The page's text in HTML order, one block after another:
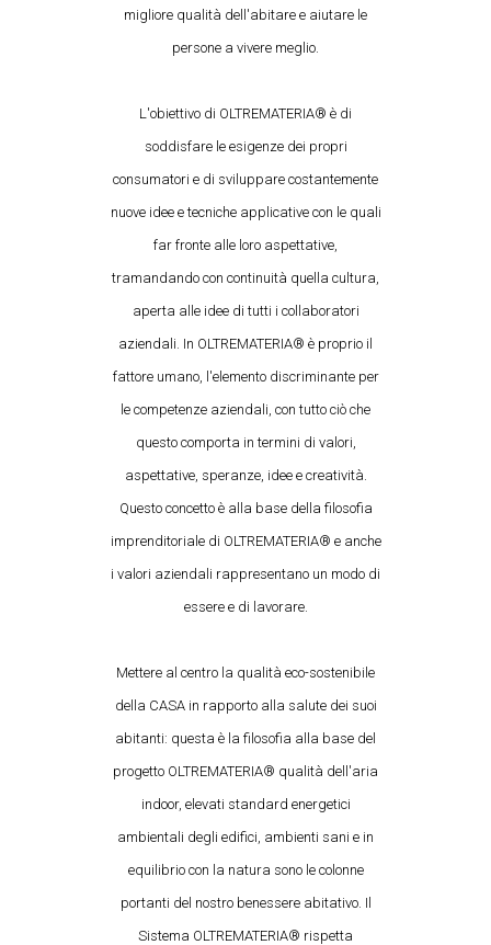
migliore qualità dell'abitare e aiutare le
persone a vivere meglio.
L'obiettivo di OLTREMATERIA® è di
soddisfare le esigenze dei propri
consumatori e di sviluppare costantemente
nuove idee e tecniche applicative con le quali
far fronte alle loro aspettative,
tramandando con continuità quella cultura,
aperta alle idee di tutti i collaboratori
aziendali. In OLTREMATERIA® è proprio il
fattore umano, l'elemento discriminante per
le competenze aziendali, con tutto ciò che
questo comporta in termini di valori,
aspettative, speranze, idee e creatività.
Questo concetto è alla base della filosofia
imprenditoriale di OLTREMATERIA® e anche
i valori aziendali rappresentano un modo di
essere e di lavorare.
Mettere al centro la qualità eco-sostenibile
della CASA in rapporto alla salute dei suoi
abitanti: questa è la filosofia alla base del
progetto OLTREMATERIA® qualità dell'aria
indoor, elevati standard energetici
ambientali degli edifici, ambienti sani e in
equilibrio con la natura sono le colonne
portanti del nostro benessere abitativo. Il
Sistema OLTREMATERIA® rispetta